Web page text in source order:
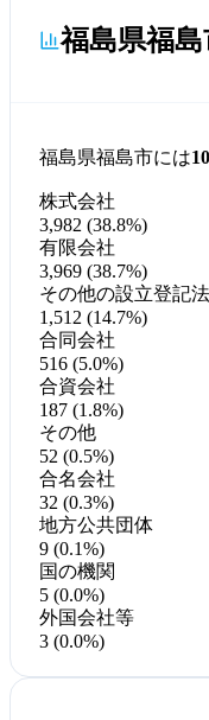
福島県福
福島県福島市には
株式会社
3,982 (38.8%)
有限会社
3,969 (38.7%)
その他の設立登記
1,512 (14.7%)
合同会社
516 (5.0%)
合資会社
187 (1.8%)
その他
52 (0.5%)
合名会社
32 (0.3%)
地方公共団体
9 (0.1%)
国の機関
5 (0.0%)
外国会社等
3 (0.0%)